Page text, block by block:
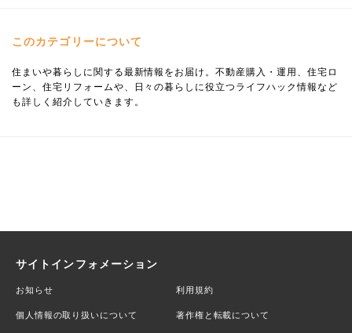
このカテゴリーについて
住まいや暮らしに関する最新情報をお届け。不動産購入・運用、住宅ロ
ーン、住宅リフォームや、日々の暮らしに役立つライフハック情報など
も詳しく紹介していきます。
サイトインフォメーション
お知らせ 利用規約
個人情報の取り扱いについて 著作権と転載について